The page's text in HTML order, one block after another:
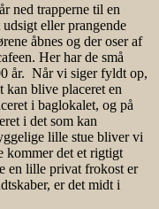
ned trapperne til en
eller prangende
åbnes og der oser af
Her har de små
år. Når vi siger fyldt op,
kan blive placeret en
i baglokalet, og på
i det som kan
lille stue bliver vi
kommer det et rigtigt
en lille privat frokost er
er det midt i